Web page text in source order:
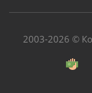
2003-2026 ©